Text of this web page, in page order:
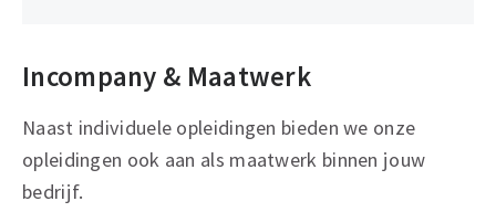
met
belasting
in
het
Incompany & Maatwerk
Naast individuele opleidingen bieden we onze
opleidingen ook aan als maatwerk binnen jouw
bedrijf.